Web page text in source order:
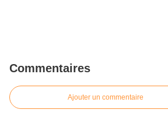
Commentaires
Ajouter un commentaire